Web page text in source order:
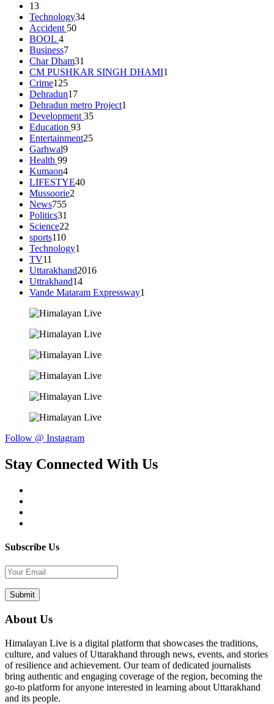
13
Technology34
Accident 50
BOOL 4
Business7
Char Dham31
CM PUSHKAR SINGH DHAMI1
Crime125
Dehradun17
Dehradun metro Project1
Development 35
Education 93
Entertainment25
Garhwal9
Health 99
Kumaon4
LIFESTYE40
Mussoorie2
News755
Politics31
Science22
sports110
Technology1
TV11
Uttarakhand2016
Uttrakhand14
Vande Mataram Expressway1
Follow @ Instagram
Stay Connected With Us
Subscribe Us
About Us
Himalayan Live is a digital platform that showcases the traditions,
culture, and values of Uttarakhand through news, events, and stories
of resilience and achievement. Our team of dedicated journalists
bring authentic and engaging coverage of the region, becoming the
go-to platform for anyone interested in learning about Uttarakhand
and its people.